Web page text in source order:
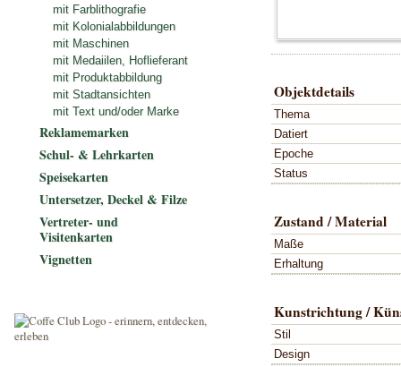
Objektdetails
Thema
Datiert
Epoche
Status
Zustand / Material
Maße
Erhaltung
Kunstrichtung /
Stil
Design
mit Farblithografie
mit Kolonialabbildungen
mit Maschinen
mit Medaiilen, Hoflieferant
mit Produktabbildung
mit Stadtansichten
mit Text und/oder Marke
Reklamemarken
Schul- & Lehrkarten
Speisekarten
Untersetzer, Deckel & Filze
Vertreter- und
Visitenkarten
Vignetten